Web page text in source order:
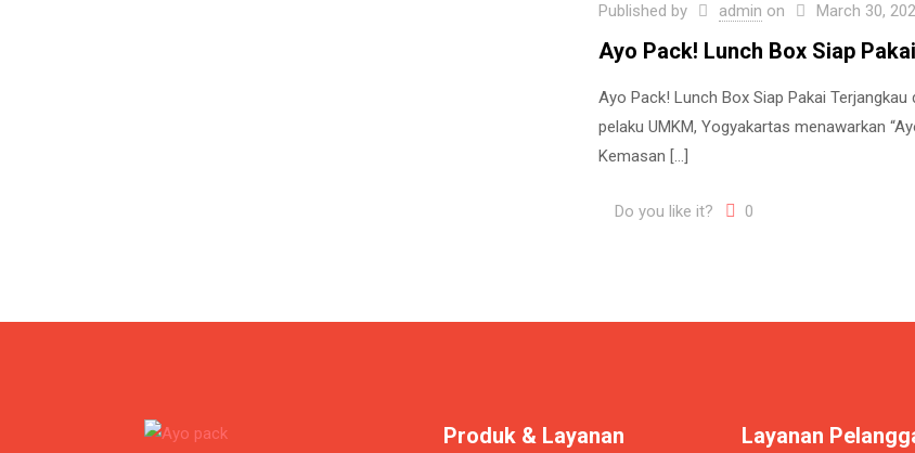
Published by admin on March 30,
Ayo Pack! Lunch Box Siap
Ayo Pack! Lunch Box Siap Pakai
pelaku UMKM, Yogyakartas menawarkan
Kemasan […]
Do you like it? 0
Produk & Layanan Layanan